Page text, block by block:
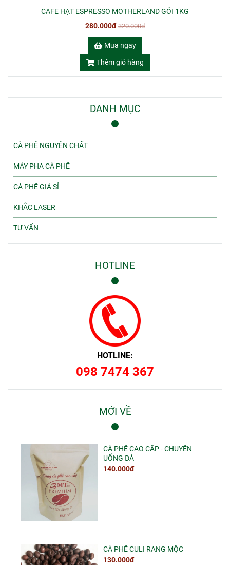
CAFE HẠT ESPRESSO MOTHERLAND GÓI 1KG
280.000đ 320.000đ
Mua ngay
Thêm giỏ hàng
DANH MỤC
CÀ PHÊ NGUYÊN CHẤT
MÁY PHA CÀ PHÊ
CÀ PHÊ GIÁ SỈ
KHẮC LASER
TƯ VẤN
HOTLINE
HOTLINE:
098 7474 367
MỚI VỀ
CÀ PHÊ CAO CẤP - CHUYÊN
UỐNG ĐÁ
140.000đ
CÀ PHÊ CULI RANG MỘC
130.000đ